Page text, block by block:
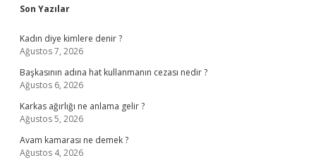
Sidebar
Son Yazılar
Kadın diye kimlere denir ?
Ağustos 7, 2026
Başkasının adına hat kullanmanın cezası nedir ?
Ağustos 6, 2026
Karkas ağırlığı ne anlama gelir ?
Ağustos 5, 2026
Avam kamarası ne demek ?
Ağustos 4, 2026